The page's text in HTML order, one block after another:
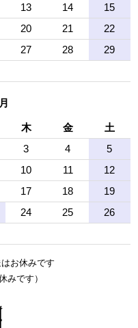
13 14
15
20 21
22
27 28
29
木 金
土
3 4
5
10 11
12
17 18
19
24 25
26
お休みです
みです）